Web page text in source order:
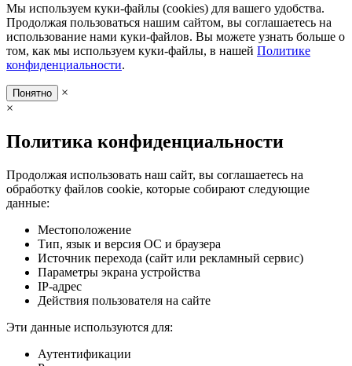
Мы используем куки-файлы (cookies) для вашего удобства.
Продолжая пользоваться нашим сайтом, вы соглашаетесь на
использование нами куки-файлов. Вы можете узнать больше о
том, как мы используем куки-файлы, в нашей Политике
конфиденциальности.
Понятно
×
×
Политика конфиденциальности
Продолжая использовать наш сайт, вы соглашаетесь на
обработку файлов cookie, которые собирают следующие
данные:
Местоположение
Тип, язык и версия ОС и браузера
Источник перехода (сайт или рекламный сервис)
Параметры экрана устройства
IP-адрес
Действия пользователя на сайте
Эти данные используются для:
Аутентификации